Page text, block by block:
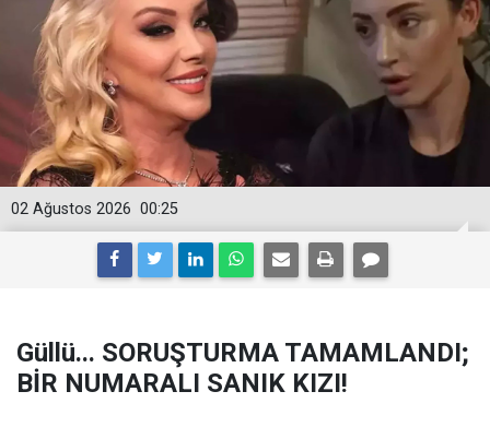
00:25
02 Ağustos 2026
Güllü... SORUŞTURMA TAMAMLANDI;
BİR NUMARALI SANIK KIZI!